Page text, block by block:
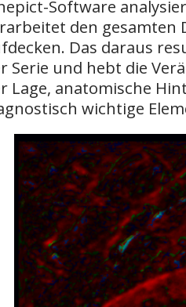
Software
den gesamten
Das daraus
Serie und hebt die
Lage, anatomische
wichtige